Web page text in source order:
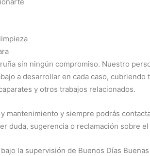
sin ningún compromiso. Nuestro
a desarrollar en cada caso, cubriendo
y otros trabajos relacionados.
mantenimiento y siempre podrás
duda, sugerencia o reclamación sobre
la supervisión de Buenos Días